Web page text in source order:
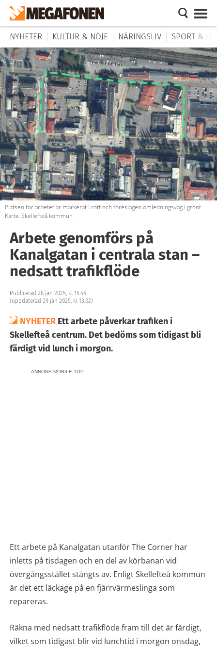
NYHETER KULTUR & NÖJE NÄRINGSLIV SPORT &
Platsen för arbetet är markerat i rött och föreslagen omledningsväg i grönt.
Karta: Skellefteå kommun
Arbete genomförs på
Kanalgatan i centrala stan –
nedsatt trafikflöde
Publicerad 28 jan 2025, kl 15:46
(uppdaterad 29 jan 2025, kl 13:02)
NYHETER Ett arbete påverkar trafiken i
Skellefteå centrum. Det bedöms som tidigast bli
färdigt vid lunch i morgon.
ANNONS MOBILE TOP
Ett arbete på Kanalgatan utanför The Corner har
inletts på tisdagen och en del av körbanan vid
övergångsstället stängts av. Enligt Skellefteå kommun
är det ett läckage på en fjärrvärmeslinga som
repareras.
Räkna med nedsatt trafikflöde fram till det är färdigt,
vilket som tidigast blir vid lunchtid i morgon onsdag,